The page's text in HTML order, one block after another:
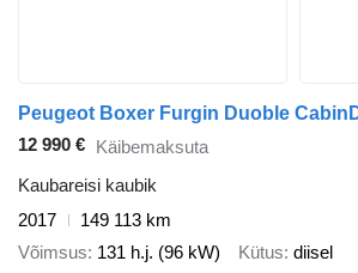
12 990 € Käibemaksuta
Kaubareisi kaubik
2017
149 113 km
Võimsus 131 h.j. (96 kW) Kütus diisel